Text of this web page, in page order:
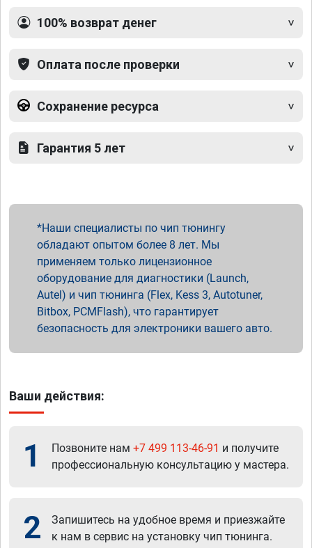
100% возврат денег
Оплата после проверки
Сохранение ресурса
Гарантия 5 лет
Наши специалисты по чип тюнингу
обладают опытом более 8 лет. Мы
применяем только лицензионное
оборудование для диагностики (Launch,
Autel) и чип тюнинга (Flex, Kess 3, Autotuner,
Bitbox, PCMFlash), что гарантирует
безопасность для электроники вашего авто.
Ваши действия:
1 Позвоните нам +7 499 113-46-91 и получите
профессиональную консультацию у мастера.
2
Запишитесь на удобное время и приезжайте
к нам в сервис на установку чип тюнинга.